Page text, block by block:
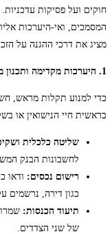
חוקים ועל פסיקות
המסמכים, ואי-היערכות
מציג את דרכי ההגנה על
1. היערכות מקדימה ותכנון משפטי נכון (טיפים להתנהלות התא המשפחתי)
כדי למנוע תקלות מראש,
בראשית חיי הנישואין או
שליטה כלכלית
לחשבונות הבנק
רישום נכסים: ודאו
כגון דירה, נרשמים
תיעוד הכנסות:
של שני הצדדים.